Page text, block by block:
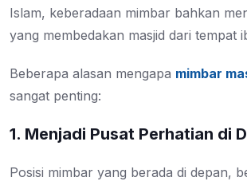
Islam, keberadaan mimbar bahkan
yang membedakan masjid dari tempat
Beberapa alasan mengapa mimbar
sangat penting:
1. Menjadi Pusat Perhatian di
Posisi mimbar yang berada di depan,